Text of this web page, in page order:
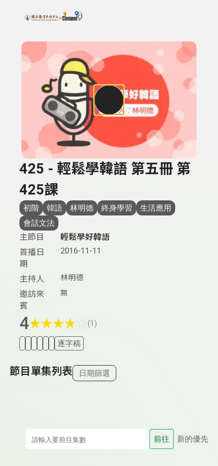
上方功能區塊
搜尋關鍵字：可輸入節目名稱、主持人或關鍵字
425 - 輕鬆學韓語 第五冊 第
425課
初階 韓語 林明德 終身學習
生活應用
會話文法
主節目
輕鬆學好韓語
首播日
期
2016-11-11
主持人 林明德
邀訪來
賓
無
4★★★★ (1)
逐字稿
節目單集列表 日期篩選
前往 新的優先